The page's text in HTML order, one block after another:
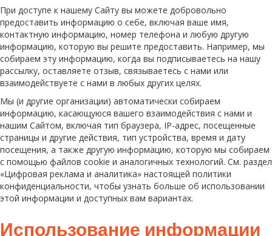
При доступе к нашему Сайту вы можете добровольно
предоставить информацию о себе, включая ваше имя,
контактную информацию, номер телефона и любую другую
информацию, которую вы решите предоставить. Например, мы
собираем эту информацию, когда вы подписываетесь на нашу
рассылку, оставляете отзыв, связываетесь с нами или
взаимодействуете с нами в любых других целях.
Мы (и другие организации) автоматически собираем
информацию, касающуюся вашего взаимодействия с нами и
нашим Сайтом, включая тип браузера, IP-адрес, посещенные
страницы и другие действия, тип устройства, время и дату
посещения, а также другую информацию, которую мы собираем
с помощью файлов cookie и аналогичных технологий. См. раздел
«Цифровая реклама и аналитика» настоящей политики
конфиденциальности, чтобы узнать больше об использовании
этой информации и доступных вам вариантах.
Использование информации